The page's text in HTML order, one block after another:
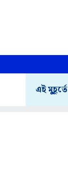
এই মুহূর্তে